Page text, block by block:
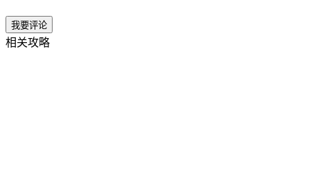
我要评论
相关攻略